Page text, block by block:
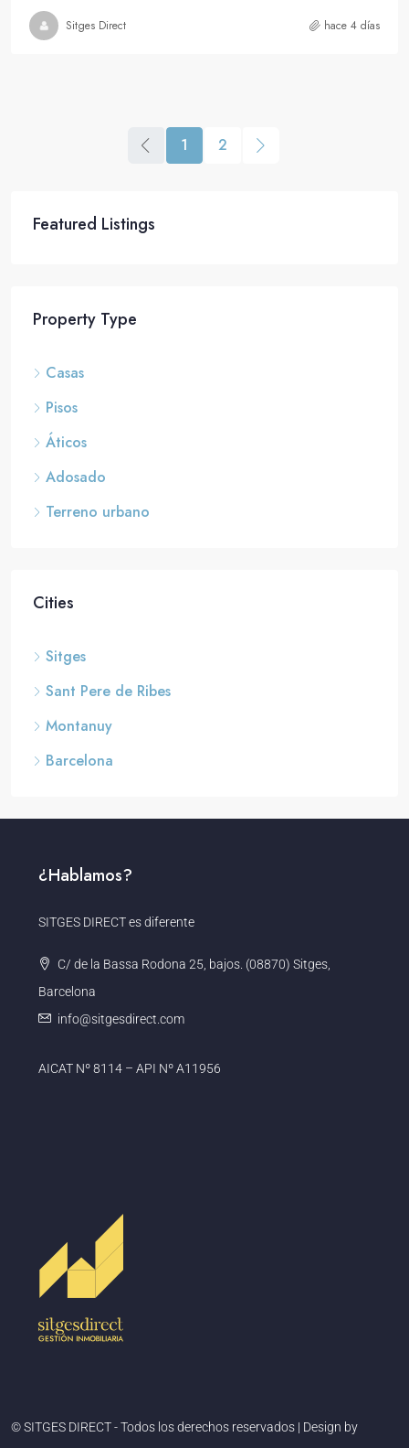
Sitges Direct hace 4 días
1 2
Featured Listings
Property Type
Casas
Pisos
Áticos
Adosado
Terreno urbano
Cities
Sitges
Sant Pere de Ribes
Montanuy
Barcelona
¿Hablamos?
SITGES DIRECT es diferente
C/ de la Bassa Rodona 25, bajos. (08870) Sitges,
Barcelona
info@sitgesdirect.com
AICAT Nº 8114 – API Nº A11956
© SITGES DIRECT - Todos los derechos reservados | Design by